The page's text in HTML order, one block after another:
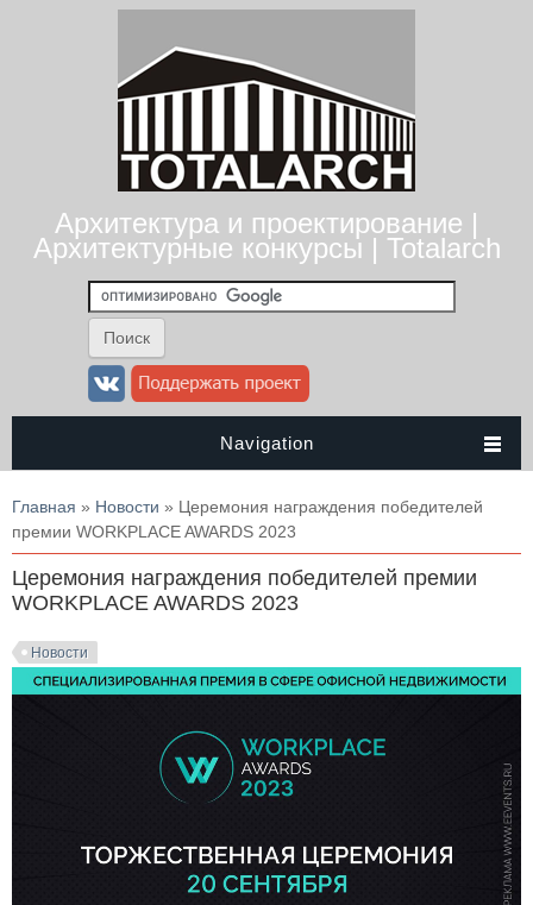
Архитектура и проектирование |
Архитектурные конкурсы | Totalarch
Navigation
Вы здесь
Главная » Новости » Церемония награждения победителей
премии WORKPLACE AWARDS 2023
Церемония награждения победителей премии
WORKPLACE AWARDS 2023
Новости